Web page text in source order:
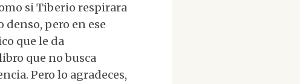
si Tiberio respirara
pero en ese
que le da
que no busca
Pero lo agradeces,